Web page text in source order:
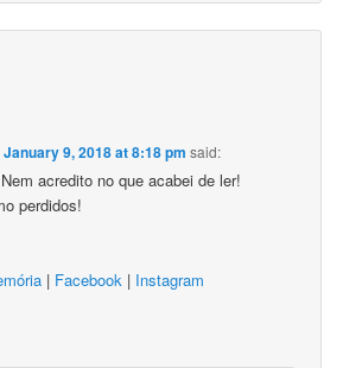
January 9, 2018 at 8:18 pm said:
acredito no que acabei de ler!
perdidos!
| Facebook | Instagram